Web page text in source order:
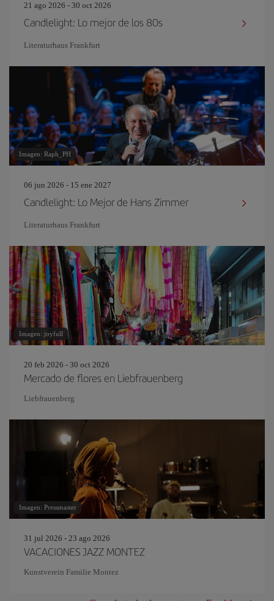
21 ago 2026 - 30 oct 2026
Candlelight: Lo mejor de los 80s
Literaturhaus Frankfurt
Imagen: Raph_PH
06 jun 2026 - 15 ene 2027
Candlelight: Lo Mejor de Hans Zimmer
Literaturhaus Frankfurt
Imagen: joyfull
20 feb 2026 - 30 oct 2026
Mercado de flores en Liebfrauenberg
Liebfrauenberg
Imagen: Pressmaster
31 jul 2026 - 23 ago 2026
VACACIONES JAZZ MONTEZ
Kunstverein Familie Montez